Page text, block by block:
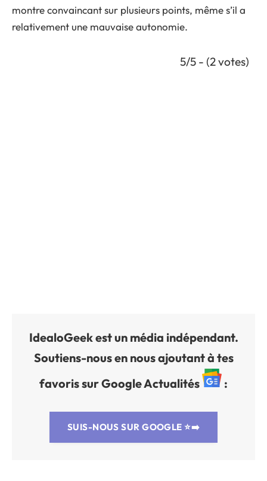
montre convaincant sur plusieurs points, même s’il a
relativement une mauvaise autonomie.
5/5 - (2 votes)
IdealoGeek est un média indépendant.
Soutiens-nous en nous ajoutant à tes
favoris sur Google Actualités
:
SUIS-NOUS SUR GOOGLE ⭐➡️